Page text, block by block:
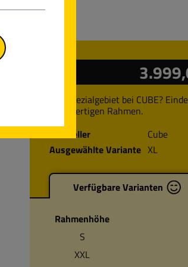
Das Spezialgebiet bei CUBE?
hochwertigen Rahmen.
Hersteller
Cube
Ausgewählte Variante XL
Verfügbare Varianten
Rahmenhöhe
S
XXL